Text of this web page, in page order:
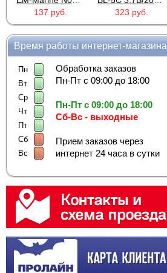
137 руб.
323 руб.
Время работы интернет-магазина
Пн
Вт
Ср
Чт
Пт
Сб
Вс
Обработка заказов
Пн-Пт с 09:00 до 18:00
Пн-Пт с 09:00 до 18:00
Сб-Вс - выходные
Прием заказов через
интернет 24 часа в сутки